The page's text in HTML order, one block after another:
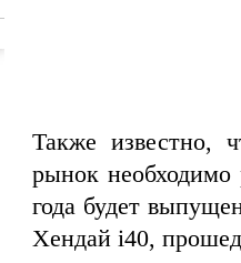
Также известно,
рынок необходимо
года будет
Хендай i40,